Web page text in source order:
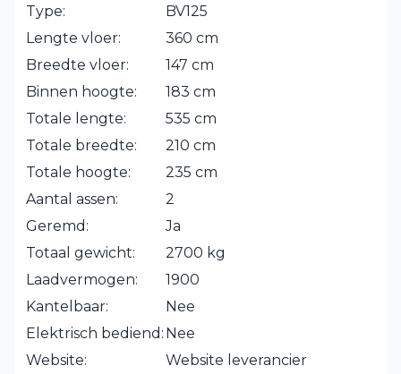
Type:
BV125
Lengte vloer:
360 cm
Breedte vloer:
147 cm
Binnen hoogte:
183 cm
Totale lengte:
535 cm
Totale breedte:
210 cm
Totale hoogte:
235 cm
Aantal assen:
2
Geremd:
Ja
Totaal gewicht:
2700 kg
Laadvermogen:
1900
Kantelbaar:
Nee
Elektrisch bediend: Nee
Website:
Website leverancier